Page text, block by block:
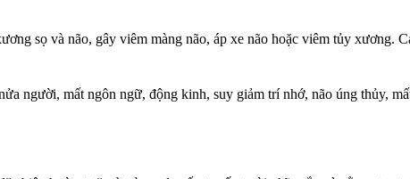
sọ và não, gây viêm màng não, áp xe não hoặc viêm tủy xương.
người, mất ngôn ngữ, động kinh, suy giảm trí nhớ, não úng thủy,